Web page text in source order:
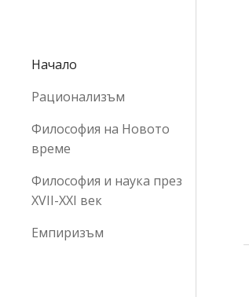
Начало
Рационализъм
Философия на Новото
време
Философия и наука през
ХVІІ-ХХІ век
Емпиризъм